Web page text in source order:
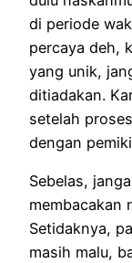
di periode
percaya deh,
yang unik,
ditiadakan.
setelah
dengan
Sebelas,
membacakan
Setidaknya,
masih malu,